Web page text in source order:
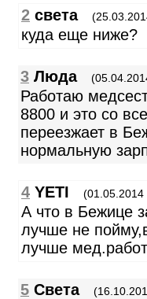
2 света
куда еще ниже?
3 Люда
Работаю
8800 и это со
переезжает в
нормальную
4 YETI (01.05.2014
А что в Бежице
лучше не
лучше
5 Света